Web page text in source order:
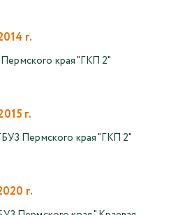
г.
края "ГКП 2"
г.
Пермского края "ГКП 2"
г.